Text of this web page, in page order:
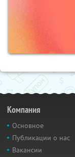
Компания
Основное
Публикации о нас
Вакансии